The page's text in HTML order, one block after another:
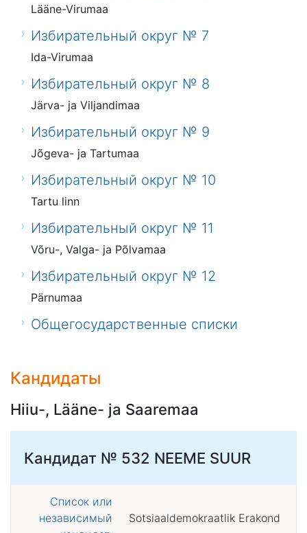
Lääne-Virumaa
Избирательный округ № 7
Ida-Virumaa
Избирательный округ № 8
Järva- ja Viljandimaa
Избирательный округ № 9
Jõgeva- ja Tartumaa
Избирательный округ № 10
Tartu linn
Избирательный округ № 11
Võru-, Valga- ja Põlvamaa
Избирательный округ № 12
Pärnumaa
Общегосударственные списки
Кандидаты
Hiiu-, Lääne- ja Saaremaa
Кандидат № 532 NEEME SUUR
Список или
независимый
Sotsiaaldemokraatlik Erakond